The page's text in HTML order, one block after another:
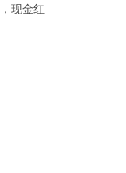
，现金红